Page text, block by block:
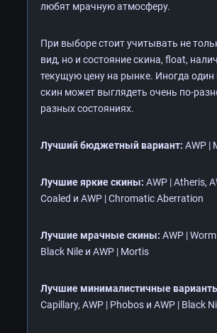
любят мрачную атмосферу.
При выборе стоит учитывать не
вид, но и состояние скина, float,
текущую цену на рынке. Иногда один
скин может выглядеть очень по-
разных состояниях.
Лучший бюджетный вариант: AWP |
Лучшие яркие скины: AWP | Atheris,
Coaled и AWP | Chromatic Aberration
Лучшие мрачные скины: AWP |
Black Nile и AWP | Mortis
Лучшие минималистичные
Capillary, AWP | Phobos и AWP | Black